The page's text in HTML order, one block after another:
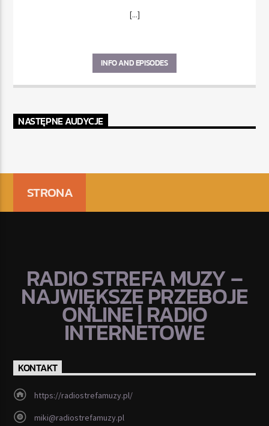
[...]
INFO AND EPISODES
NASTĘPNE AUDYCJE
STRONA
RADIO STREFA MUZY –
NAJWIĘKSZE PRZEBOJE
ONLINE | RADIO
INTERNETOWE
KONTAKT
https://radiostrefamuzy.pl/
miki@radiostrefamuzy.pl